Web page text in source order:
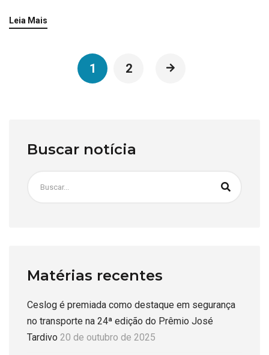
Leia Mais
1 2
Buscar notícia
Matérias recentes
Ceslog é premiada como destaque em segurança
no transporte na 24ª edição do Prêmio José
Tardivo 20 de outubro de 2025